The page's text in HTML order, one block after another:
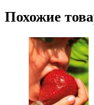
Похожие